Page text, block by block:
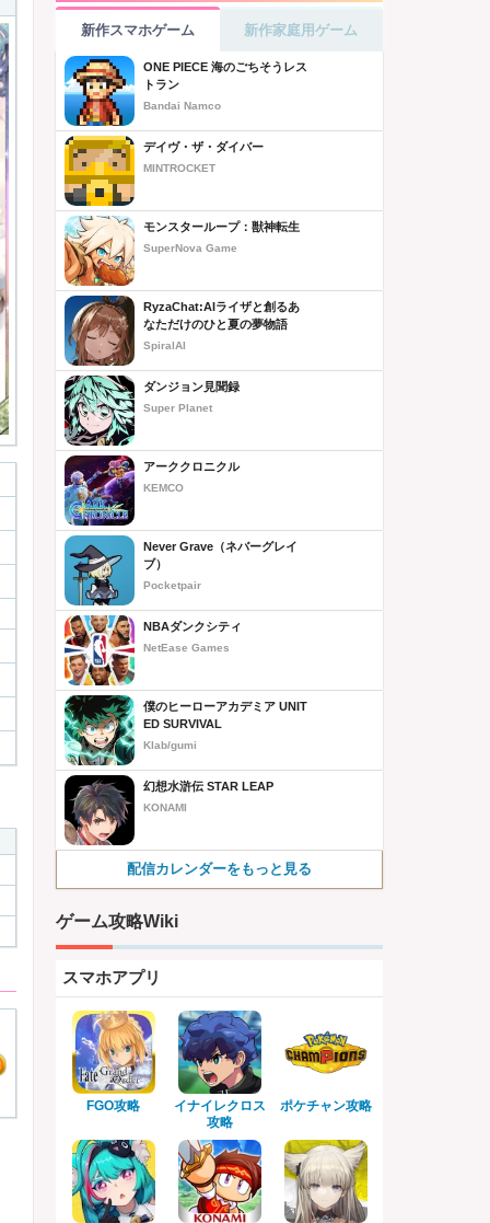
新作スマホゲーム 新作家庭用ゲーム
ONE PIECE 海のごちそうレス
トラン
Bandai Namco
デイヴ・ザ・ダイバー
MINTROCKET
モンスターループ：獣神転生
SuperNova Game
RyzaChat:AIライザと創るあ
なただけのひと夏の夢物語
SpiralAI
ダンジョン見聞録
Super Planet
アーククロニクル
KEMCO
Never Grave（ネバーグレイ
ブ）
Pocketpair
NBAダンクシティ
NetEase Games
僕のヒーローアカデミア UNIT
ED SURVIVAL
Klab/gumi
幻想水滸伝 STAR LEAP
KONAMI
配信カレンダーをもっと見る
ゲーム攻略Wiki
スマホアプリ
FGO攻略
イナイレクロス
攻略
ポケチャン攻略